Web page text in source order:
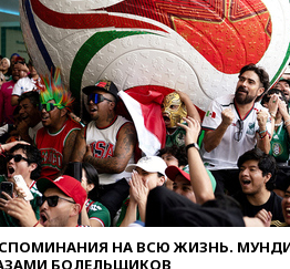
санкций против России
Ирана
вчера, 20:00 СК
против журналистки
Гордеевой о фейках о
России
вчера, 19:45ISU
нейтральный статус
фигуристкам Валиевой
Трусовой
вчера, 19:35 Зеленский
НА ВСЮ ЖИЗНЬ.
БОЛЕЛЬЩИКОВ